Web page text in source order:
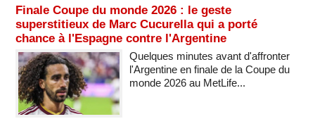
Finale Coupe du monde 2026 : le geste
superstitieux de Marc Cucurella qui a porté
chance à l'Espagne contre l'Argentine
Quelques minutes avant d'affronter
l'Argentine en finale de la Coupe du
monde 2026 au MetLife...